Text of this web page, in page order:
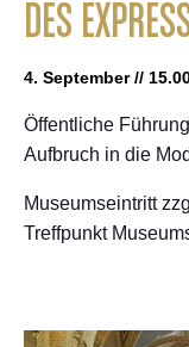
DES
4. September //
Öffentliche
Aufbruch in die
Museumseintritt
Treffpunkt